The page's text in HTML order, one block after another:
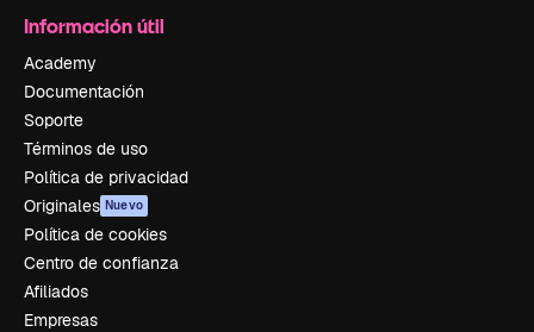
Información útil
Academy
Documentación
Soporte
Términos de uso
Política de privacidad
Originales Nuevo
Política de cookies
Centro de confianza
Afiliados
Empresas